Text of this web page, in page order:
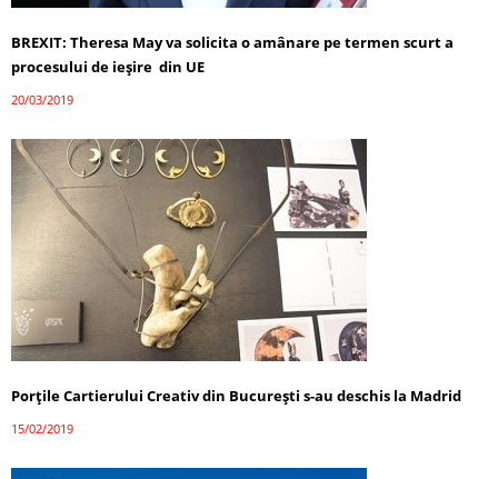
BREXIT: Theresa May va solicita o amânare pe termen scurt a
procesului de ieşire din UE
20/03/2019
Porțile Cartierului Creativ din Bucureşti s-au deschis la Madrid
15/02/2019